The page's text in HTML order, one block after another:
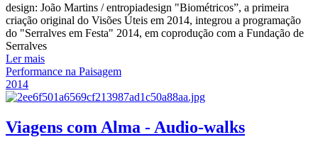
design: João Martins / entropiadesign "Biométricos”, a primeira
criação original do Visões Úteis em 2014, integrou a programação
do "Serralves em Festa" 2014, em coprodução com a Fundação de
Serralves
Ler mais
Performance na Paisagem
2014
Viagens com Alma - Audio-walks